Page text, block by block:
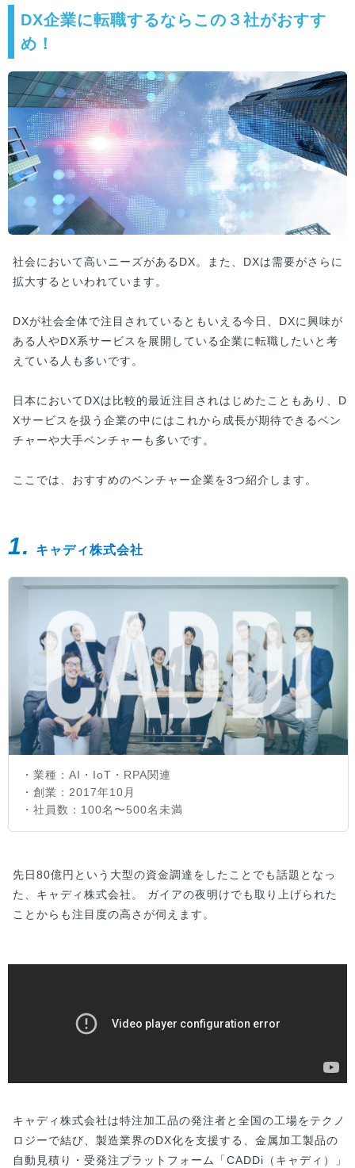
DX企業に転職するならこの３社がおすす
め！
社会において高いニーズがあるDX。また、DXは需要がさらに
拡大するといわれています。
DXが社会全体で注目されているともいえる今日、DXに興味が
ある人やDX系サービスを展開している企業に転職したいと考
えている人も多いです。
日本においてDXは比較的最近注目されはじめたこともあり、D
Xサービスを扱う企業の中にはこれから成長が期待できるベン
チャーや大手ベンチャーも多いです。
ここでは、おすすめのベンチャー企業を3つ紹介します。
1. キャディ株式会社
・業種：AI・IoT・RPA関連
・創業：2017年10月
・社員数：100名〜500名未満
先日80億円という大型の資金調達をしたことでも話題となっ
た、キャディ株式会社。 ガイアの夜明けでも取り上げられた
ことからも注目度の高さが伺えます。
キャディ株式会社は特注加工品の発注者と全国の工場をテクノ
ロジーで結び、製造業界のDX化を支援する、金属加工製品の
自動見積り・受発注プラットフォーム「CADDi（キャディ）」